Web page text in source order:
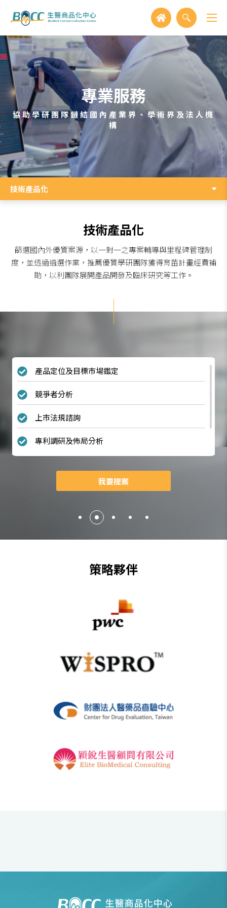
專業服務
協助學研團隊鏈結國內產業界、學術界及法人機
構
技術產品化
技術產品化
篩選國內外優質案源，以一對一之專案輔導與里程碑管理制
度，並透過遴選作業，推薦優質學研團隊獲得育苗計畫經費補
助，以利團隊展開產品開發及臨床研究等工作。
產品定位及目標市場鑑定
競爭者分析
上市法規諮詢
專利調研及佈局分析
我要提案
策略夥伴